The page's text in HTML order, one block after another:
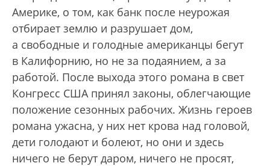
Америке, о том, как банк после неурожая
отбирает землю и разрушает дом,
а свободные и голодные американцы бегут
в Калифорнию, но не за подаянием, а за
работой. После выхода этого романа в свет
Конгресс США принял законы, облегчающие
положение сезонных рабочих. Жизнь героев
романа ужасна, у них нет крова над головой,
дети голодают и болеют, но они и здесь
ничего не берут даром, ничего не просят,